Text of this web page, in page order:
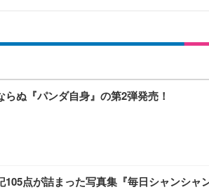
子 テレワーク 疲れない 跳ね上げ式アームレ
ムモニター | FlexScan EV3240X-WT | 31.5型4K
ーツ 薄型 レギュラー 1回使い捨て 無香料 ホワ
ぬ『パンダ自身』の第2弾発売！
105点が詰まった写真集『毎日シャンシャ